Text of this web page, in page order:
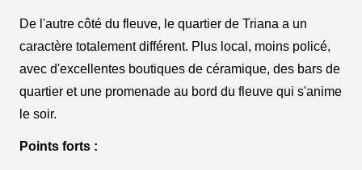
De l'autre côté du fleuve, le quartier de Triana a un
caractère totalement différent. Plus local, moins policé,
avec d'excellentes boutiques de céramique, des bars de
quartier et une promenade au bord du fleuve qui s'anime
le soir.
Points forts :